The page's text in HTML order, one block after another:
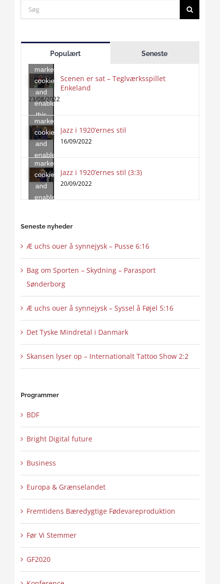
Search
for:
Populært Seneste
accept
marketing
cookies
and
enable
this
content
Scenen er sat – Teglværksspillet
Enkeland
23/08/2022
Click
to
marketing
cookies
and
enable
this
content
Jazz i 1920’ernes stil
16/09/2022
Click
to
accept
marketing
cookies
and
enable
Jazz i 1920’ernes stil (3:3)
20/09/2022
Seneste nyheder
Æ uchs ouer å synnejysk – Pusse 6:16
Bag om Sporten – Skydning – Parasport
Sønderborg
Æ uchs ouer å synnejysk – Syssel å Føjel 5:16
Det Tyske Mindretal i Danmark
Skansen lyser op – Internationalt Tattoo Show 2:2
Programmer
BDF
Bright Digital future
Business
Europa & Grænselandet
Fremtidens Bæredygtige Fødevareproduktion
Før Vi Stemmer
GF2020